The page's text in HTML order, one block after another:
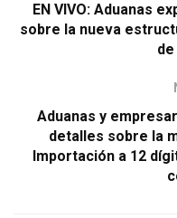
EN VIVO: Aduanas
sobre la nueva
Aduanas y
detalles sobre la
Importación a 12